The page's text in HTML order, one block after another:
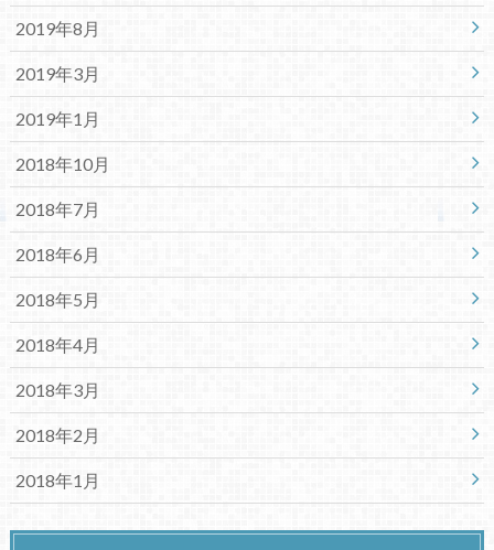
2019年8月
2019年3月
2019年1月
2018年10月
2018年7月
2018年6月
2018年5月
2018年4月
2018年3月
2018年2月
2018年1月